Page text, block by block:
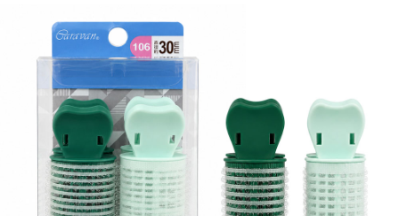
每筆NT$120，滿NT$1,999(含以上)免運費